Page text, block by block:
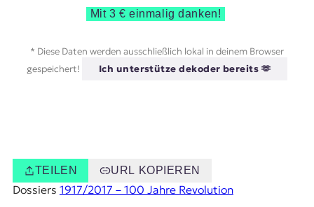
Mit 3 € einmalig danken!
* Diese Daten werden ausschließlich lokal in deinem Browser
gespeichert!
Ich unterstütze dekoder bereits 🫶
TEILEN URL KOPIEREN
Dossiers 1917/2017 – 100 Jahre Revolution